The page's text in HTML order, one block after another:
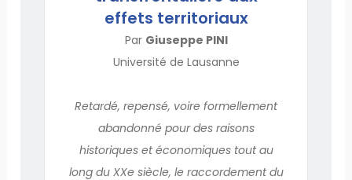
effets territoriaux
Par Giuseppe PINI
Université de Lausanne
Retardé, repensé, voire formellement
abandonné pour des raisons
historiques et économiques tout au
long du XXe siècle, le raccordement du